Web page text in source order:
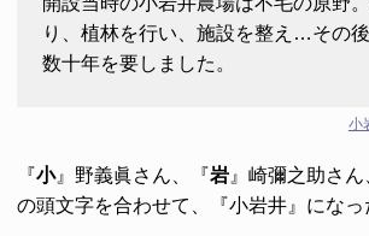
り、植林を行い、施設を整え…その
数十年を要しました。
小
『小』野義眞さん、『岩 』崎彌之助さん
の頭文字を合わせて、『小岩井』になっ